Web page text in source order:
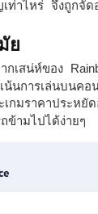
าไหร่ จึงถูกจั
ย
ากเสน่ห์ของ
นการเล่นบนค
มราคาประหยัด
ข้ามไปได้ง่ายๆ